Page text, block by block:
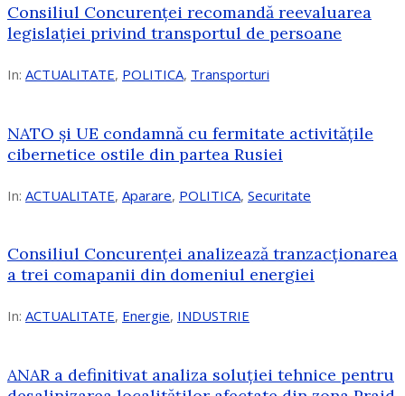
Consiliul Concurenței recomandă reevaluarea
legislației privind transportul de persoane
In: ACTUALITATE, POLITICA, Transporturi
NATO și UE condamnă cu fermitate activitățile
cibernetice ostile din partea Rusiei
In: ACTUALITATE, Aparare, POLITICA, Securitate
Consiliul Concurenţei analizează tranzacționarea
a trei comapanii din domeniul energiei
In: ACTUALITATE, Energie, INDUSTRIE
ANAR a definitivat analiza soluției tehnice pentru